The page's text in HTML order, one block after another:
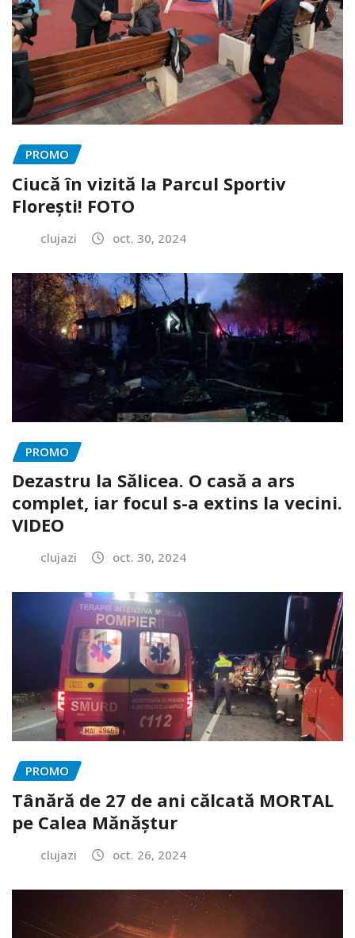
PROMO
Ciucă în vizită la Parcul Sportiv
Florești! FOTO
clujazi oct. 30, 2024
PROMO
Dezastru la Sălicea. O casă a ars
complet, iar focul s-a extins la vecini.
VIDEO
clujazi oct. 30, 2024
PROMO
Tânără de 27 de ani călcată MORTAL
pe Calea Mănăștur
clujazi oct. 26, 2024